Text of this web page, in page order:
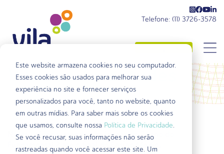
Este website armazena cookies no seu computador.
Esses cookies são usados ​​para melhorar sua
experiência no site e fornecer serviços
personalizados para você, tanto no website, quanto
em outras mídias. Para saber mais sobre os cookies
que usamos, consulte nossa Política de Privacidade.
Se você recusar, suas informações não serão
rastreadas quando você acessar este site. Um
Telefone: (11) 3726-3578
Vila das Juventudes
Nesta unidade, atendemos jovens do 7º ano do
Fundamental 2 até o final do Ensino Médio.